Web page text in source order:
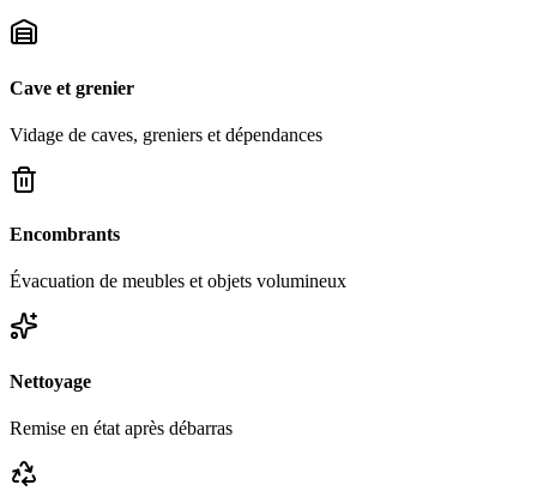
Cave et grenier
Vidage de caves, greniers et dépendances
Encombrants
Évacuation de meubles et objets volumineux
Nettoyage
Remise en état après débarras